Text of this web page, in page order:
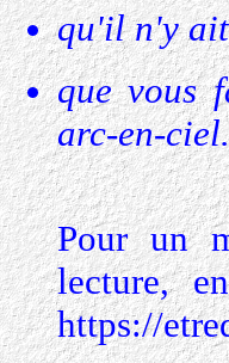
qu'il n'y
que vous
arc-en-
Pour un
lecture,
https://